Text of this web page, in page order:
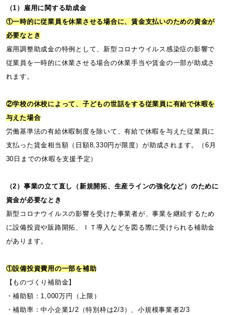
（1）雇用に関する助成金
①一時的に従業員を休業させる場合に、賃金支払いのための資金が
必要なとき
雇用調整助成金の特例として、新型コロナウイルス感染症の影響で
従業員を一時的に休業させる場合の休業手当や賃金の一部が助成さ
れます。
②学校の休校によって、子どもの世話をする従業員に有給で休暇を
与えた場合
労働基準法の有給休暇制度を除いて、有給で休暇を与えた従業員に
支払った賃金相当額（日額8,330円が限度）が助成されます。（6月
30日までの休暇を支援予定）
（2）事業の立て直し（新規開拓、生産ラインの強化など）のために
資金が必要なとき
新型コロナウイルスの影響を受けた事業者が、事業を継続するため
に設備投資や販路開拓、ＩＴ導入などを図る際に受けられる補助金
があります。
①設備投資費用の一部を補助
【ものづくり補助金】
・補助額：1,000万円（上限）
・補助率：中小企業1/2（特別枠は2/3）、小規模事業者2/3